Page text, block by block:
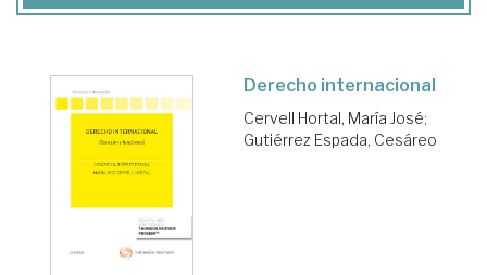
Derecho internacional
Cervell Hortal, María José;
Gutiérrez Espada, Cesáreo